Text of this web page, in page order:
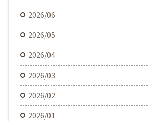
2026/06
2026/05
2026/04
2026/03
2026/02
2026/01